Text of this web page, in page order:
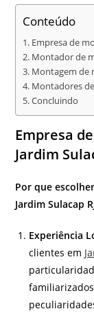
Conteúdo
Empresa de
Montador de
Montagem de
Montadores
Concluindo
Empresa
Jardim
Por que
Jardim Sulacap
Experiência
clientes em